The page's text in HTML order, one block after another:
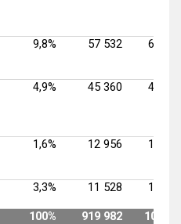
9,8% 57 532 6,3%
4,9% 45 360 4,9%
1,6% 12 956 1,4%
3,3% 11 528 1,3%
100% 919 982 100%